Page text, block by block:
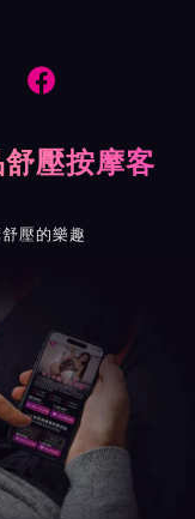

壓按摩客
壓的樂趣